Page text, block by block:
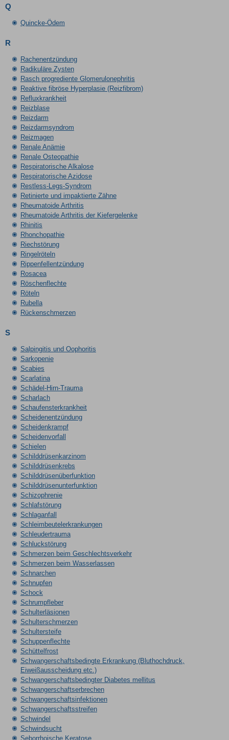
Q
Quincke-Ödem
R
Rachenentzündung
Radikuläre Zysten
Rasch progrediente Glomerulonephritis
Reaktive fibröse Hyperplasie (Reizfibrom)
Refluxkrankheit
Reizblase
Reizdarm
Reizdarmsyndrom
Reizmagen
Renale Anämie
Renale Osteopathie
Respiratorische Alkalose
Respiratorische Azidose
Restless-Legs-Syndrom
Retinierte und impaktierte Zähne
Rheumatoide Arthritis
Rheumatoide Arthritis der Kiefergelenke
Rhinitis
Rhonchopathie
Riechstörung
Ringelröteln
Rippenfellentzündung
Rosacea
Röschenflechte
Röteln
Rubella
Rückenschmerzen
S
Salpingitis und Oophoritis
Sarkopenie
Scabies
Scarlatina
Schädel-Hirn-Trauma
Scharlach
Schaufensterkrankheit
Scheidenentzündung
Scheidenkrampf
Scheidenvorfall
Schielen
Schilddrüsenkarzinom
Schilddrüsenkrebs
Schilddrüsenüberfunktion
Schilddrüsenunterfunktion
Schizophrenie
Schlafstörung
Schlaganfall
Schleimbeutelerkrankungen
Schleudertrauma
Schluckstörung
Schmerzen beim Geschlechtsverkehr
Schmerzen beim Wasserlassen
Schnarchen
Schnupfen
Schock
Schrumpfleber
Schulterläsionen
Schulterschmerzen
Schultersteife
Schuppenflechte
Schüttelfrost
Schwangerschaftsbedingte Erkrankung (Bluthochdruck,
Eiweißausscheidung etc.)
Schwangerschaftsbedingter Diabetes mellitus
Schwangerschaftserbrechen
Schwangerschaftsinfektionen
Schwangerschaftsstreifen
Schwindel
Schwindsucht
Seborrhoische Keratose